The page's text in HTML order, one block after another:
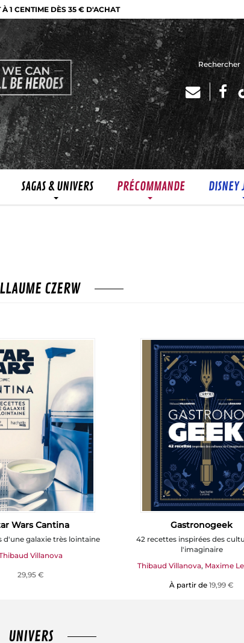
À 1 CENTIME DÈS 35 € D'ACHAT
SAGAS & UNIVERS PRÉCOMMANDE DISNEY
CZERW
Wars Cantina
d'une galaxie très lointaine
Villanova
29,95 €
Gastronogeek
42 recettes inspirées des
l'imaginaire
Thibaud Villanova, Maxime
À partir de19,99 €
UNIVERS